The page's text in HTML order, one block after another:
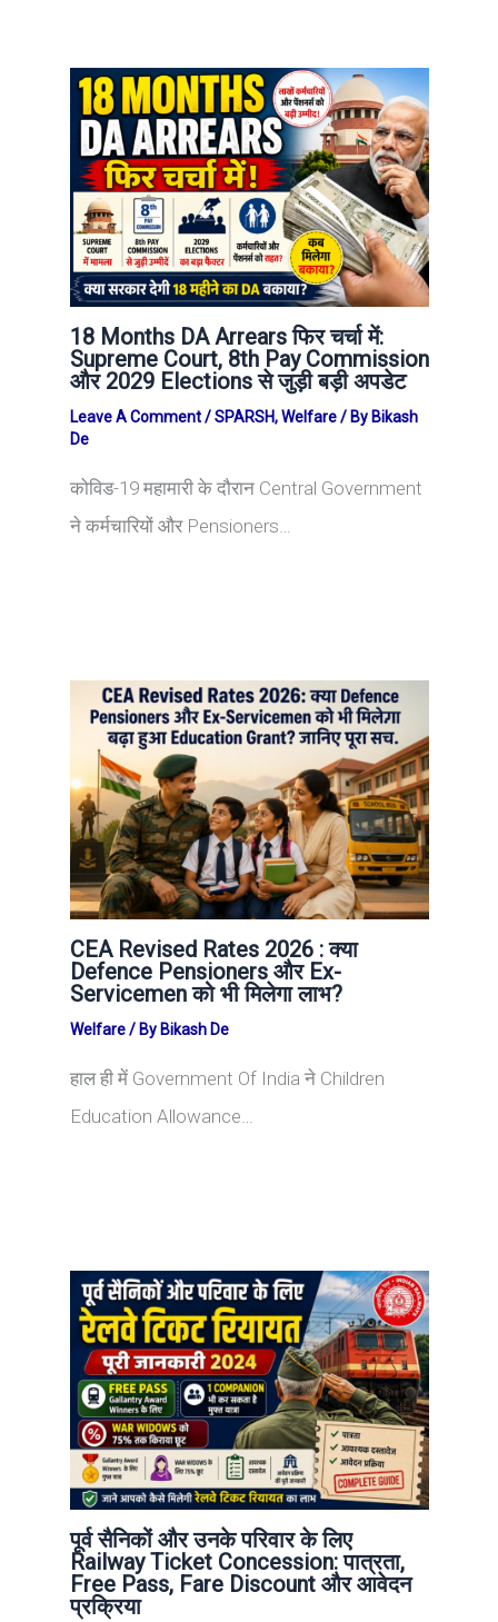
18 Months DA Arrears फिर चर्चा में:
Supreme Court, 8th Pay Commission
और 2029 Elections से जुड़ी बड़ी अपडेट
Leave A Comment /SPARSH,Welfare/ By Bikash
De
कोविड-19 महामारी के दौरान Central Government
ने कर्मचारियों और Pensioners…
CEA Revised Rates 2026 : क्या
Defence Pensioners और Ex-
Servicemen को भी मिलेगा लाभ?
Welfare/ By Bikash De
हाल ही में Government Of India ने Children
Education Allowance…
पूर्व सैनिकों और उनके परिवार के लिए
Railway Ticket Concession: पात्रता,
Free Pass, Fare Discount और आवेदन
प्रक्रिया